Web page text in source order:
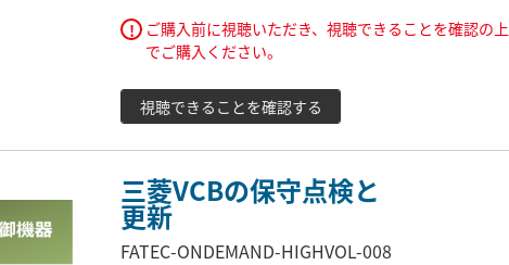
!
ご購入前に視聴いただき、視聴できることを確認の上
でご購入ください。
視聴できることを確認する
三菱VCBの保守点検と
更新
FATEC-ONDEMAND-HIGHVOL-008